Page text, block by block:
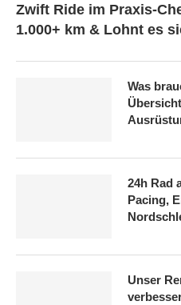
Zwift Ride im Praxis-
1.000+ km & Lohnt es
Was
24h Rad
Pacing,
Unser